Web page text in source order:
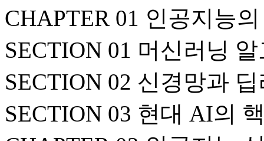
CHAPTER 01 인공지능
SECTION 01 머신러닝
SECTION 02 신경망과
SECTION 03 현대 AI의